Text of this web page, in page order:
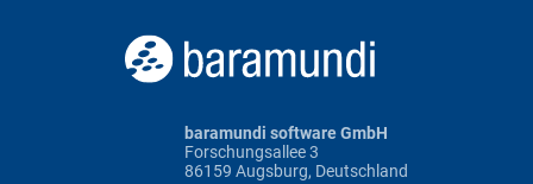
baramundi software GmbH
Forschungsallee 3
86159 Augsburg, Deutschland